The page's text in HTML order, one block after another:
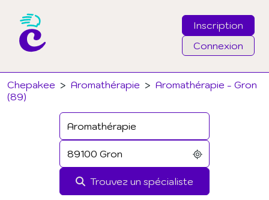
Inscription
Connexion
Chepakee > Aromathérapie > Aromathérapie - Gron
(89)
Trouvez un spécialiste
Email
Mot de passe
J'ai oublié mon mot de passe
Connexion